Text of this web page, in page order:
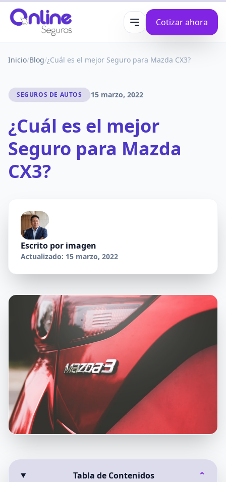
Abrir menúCotizar ahora
Inicio/Blog/¿Cuál es el mejor Seguro para Mazda CX3?
SEGUROS DE AUTOS 15 marzo, 2022
¿Cuál es el mejor
Seguro para Mazda
CX3?
Escrito por imagen
Actualizado: 15 marzo, 2022
Tabla de Contenidos ⌄